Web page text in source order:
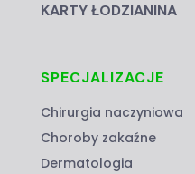
KARTY ŁODZIANINA
SPECJALIZACJE
Chirurgia naczyniowa
Choroby zakaźne
Dermatologia